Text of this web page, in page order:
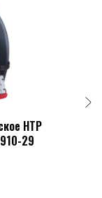
HTP
29